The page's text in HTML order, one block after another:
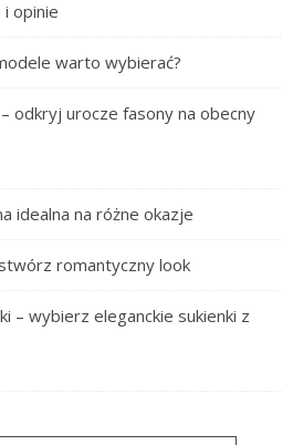
opinie
warto wybierać?
odkryj urocze fasony na obecny
idealna na różne okazje
romantyczny look
– wybierz eleganckie sukienki z